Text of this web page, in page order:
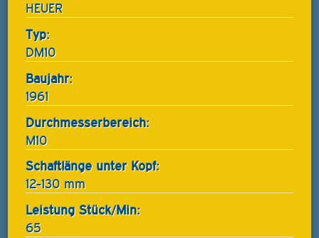
HEUER
Typ:
DM10
Baujahr:
1961
Durchmesserbereich:
M10
Schaftlänge unter Kopf:
12-130 mm
Leistung Stück/Min:
65